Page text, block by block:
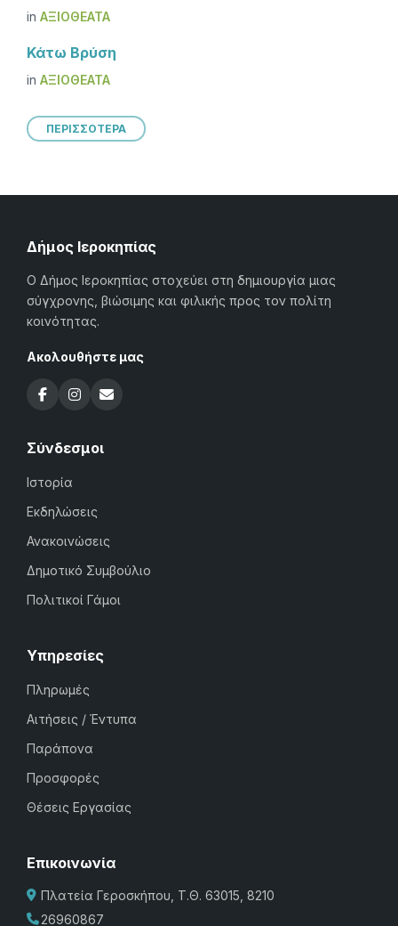
in ΑΞΙΟΘΈΑΤΑ
Κάτω Βρύση
in ΑΞΙΟΘΈΑΤΑ
ΠΕΡΙΣΣΟΤΕΡΑ
Δήμος Ιεροκηπίας
Ο Δήμος Ιεροκηπίας στοχεύει στη δημιουργία μιας
σύγχρονης, βιώσιμης και φιλικής προς τον πολίτη
κοινότητας.
Ακολουθήστε μας
Σύνδεσμοι
Ιστορία
Εκδηλώσεις
Ανακοινώσεις
Δημοτικό Συμβούλιο
Πολιτικοί Γάμοι
Υπηρεσίες
Πληρωμές
Αιτήσεις / Έντυπα
Παράπονα
Προσφορές
Θέσεις Εργασίας
Επικοινωνία
Πλατεία Γεροσκήπου, Τ.Θ. 63015, 8210
26960867